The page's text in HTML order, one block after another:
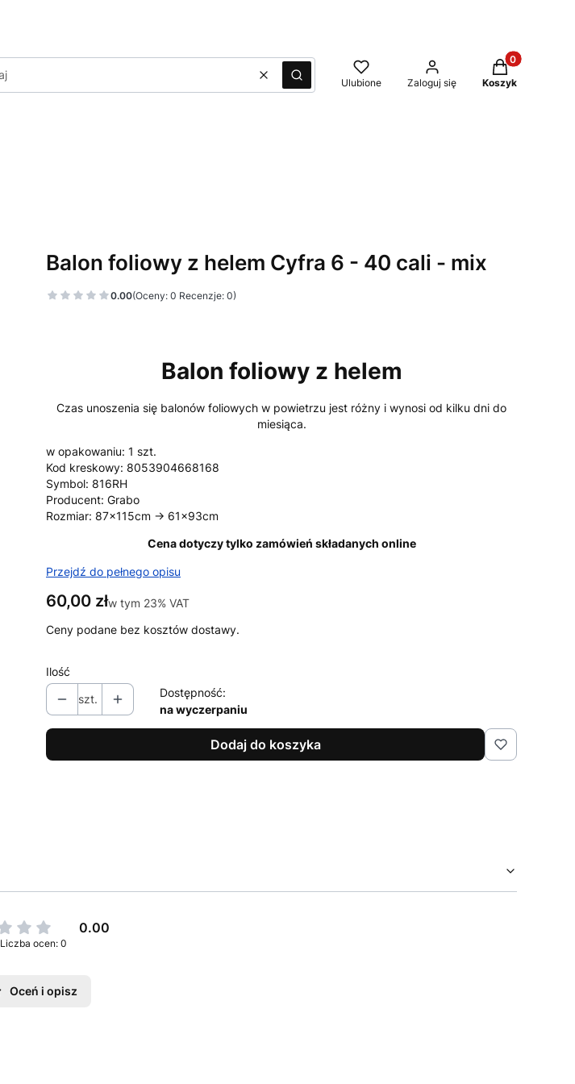
WyczyśćSzukaj Ulubione Zaloguj się
Produkty w
Koszyk
Balon foliowy z helem Cyfra 6 - 40 cali - mix
0.00(Oceny: 0 Recenzje: 0)
Balon foliowy z helem
Czas unoszenia się balonów foliowych w powietrzu jest różny i wynosi od kilku dni do
miesiąca.
w opakowaniu: 1 szt.
Kod kreskowy: 8053904668168
Symbol: 816RH
Producent: Grabo
Rozmiar: 87x115cm -> 61x93cm
Cena dotyczy tylko zamówień składanych online
Przejdź do pełnego opisu
Cena
60,00 złw tym 23% VAT
w tym 23% VAT
Ceny podane bez kosztów dostawy.
Ilość
szt.
Dostępność:
na wyczerpaniu
Dodaj do koszyka
0.00
Liczba ocen: 0
Oceń i opisz